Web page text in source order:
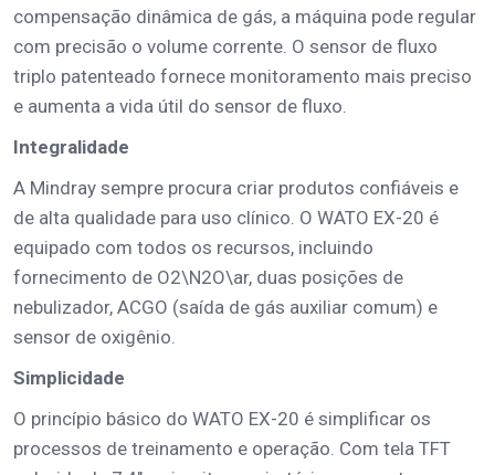
compensação dinâmica de gás, a máquina pode regular
com precisão o volume corrente. O sensor de fluxo
triplo patenteado fornece monitoramento mais preciso
e aumenta a vida útil do sensor de fluxo.
Integralidade
A Mindray sempre procura criar produtos confiáveis e
de alta qualidade para uso clínico. O WATO EX-20 é
equipado com todos os recursos, incluindo
fornecimento de O2\N2O\ar, duas posições de
nebulizador, ACGO (saída de gás auxiliar comum) e
sensor de oxigênio.
Simplicidade
O princípio básico do WATO EX-20 é simplificar os
processos de treinamento e operação. Com tela TFT